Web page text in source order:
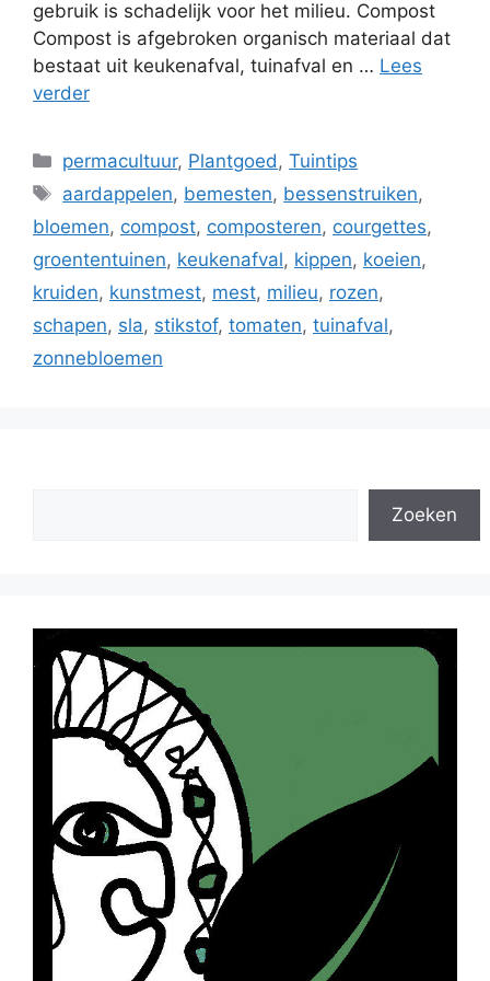
gebruik is schadelijk voor het milieu. Compost
Compost is afgebroken organisch materiaal dat
bestaat uit keukenafval, tuinafval en … Lees
verder
Categorieën
permacultuur, Plantgoed ,Tuintips
Tags
aardappelen, bemesten, bessenstruiken,
bloemen, compost, composteren, courgettes,
groententuinen, keukenafval, kippen, koeien,
kruiden, kunstmest, mest, milieu, rozen,
schapen, sla, stikstof, tomaten, tuinafval,
zonnebloemen
Zoeken